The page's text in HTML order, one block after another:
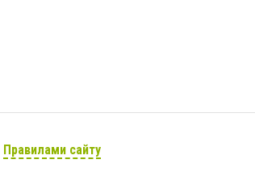
Правилами сайту